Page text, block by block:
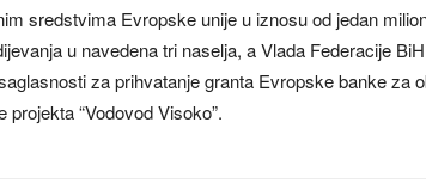
sredstvima Evropske unije u iznosu od jedan
u navedena tri naselja, a Vlada Federacije
za prihvatanje granta Evropske banke za
projekta “Vodovod Visoko”.